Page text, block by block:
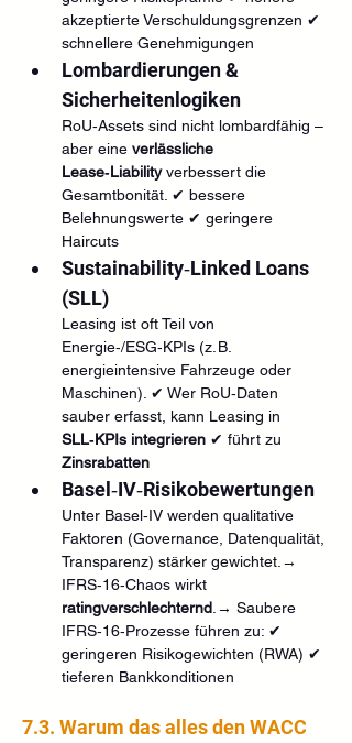
akzeptierte Verschuldungsgrenzen ✔
schnellere Genehmigungen
Lombardierungen &
Sicherheitenlogiken
RoU‑Assets sind nicht lombardfähig –
aber eine verlässliche
Lease‑Liability verbessert die
Gesamtbonität. ✔ bessere
Belehnungswerte ✔ geringere
Haircuts
Sustainability‑Linked Loans
(SLL)
Leasing ist oft Teil von
Energie‑/ESG‑KPIs (z. B.
energieintensive Fahrzeuge oder
Maschinen). ✔ Wer RoU‑Daten
sauber erfasst, kann Leasing in
SLL‑KPIs integrieren ✔ führt zu
Zinsrabatten
Basel‑IV‑Risikobewertungen
Unter Basel‑IV werden qualitative
Faktoren (Governance, Datenqualität,
Transparenz) stärker gewichtet.→
IFRS‑16‑Chaos wirkt
ratingverschlechternd .→ Saubere
IFRS‑16‑Prozesse führen zu: ✔
geringeren Risikogewichten (RWA) ✔
tieferen Bankkonditionen
7.3. Warum das alles den WACC